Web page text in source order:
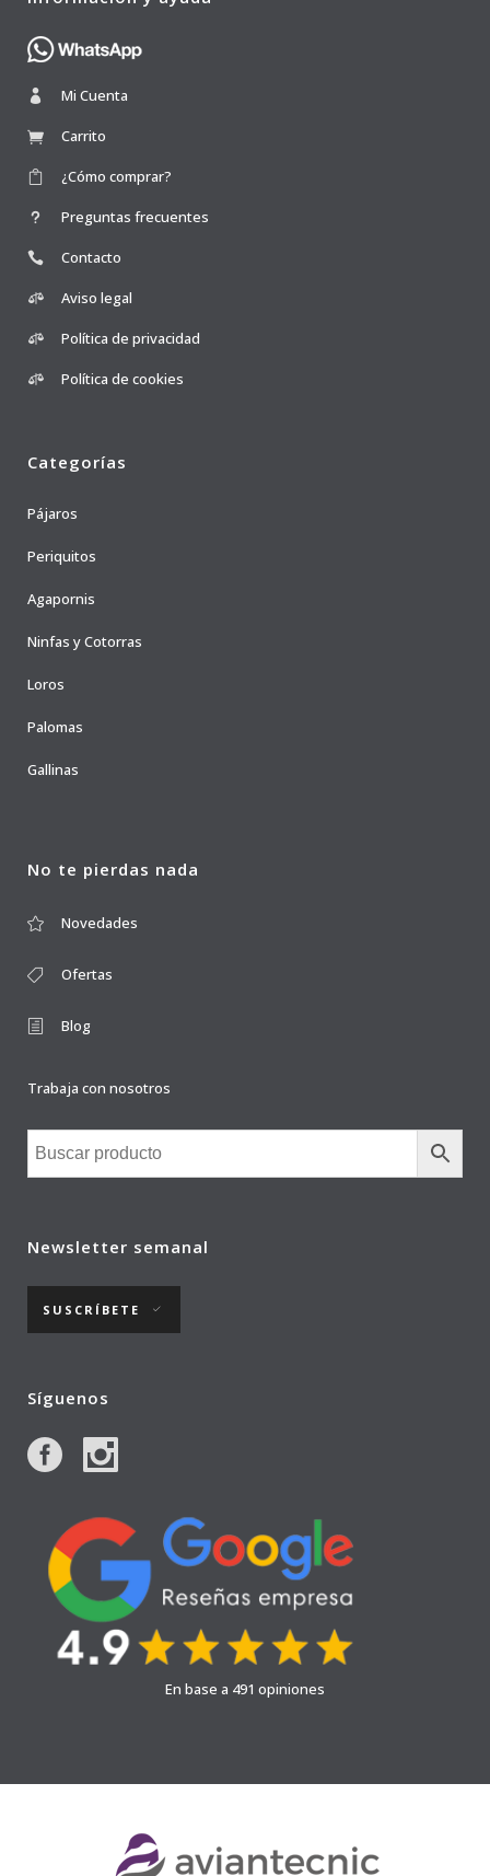
Mi Cuenta
Carrito
¿Cómo comprar?
Preguntas frecuentes
Contacto
Aviso legal
Política de privacidad
Política de cookies
Categorías
Pájaros
Periquitos
Agapornis
Ninfas y Cotorras
Loros
Palomas
Gallinas
No te pierdas nada
Novedades
Ofertas
Blog
Trabaja con nosotros
Newsletter semanal
SUSCRÍBETE
Síguenos
En base a 491 opiniones